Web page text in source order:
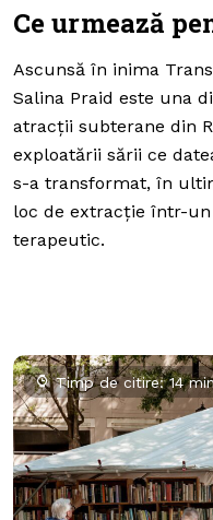
Ce urmează
Ascunsă în inima
Salina Praid este una
atracții subterane din
exploatării sării ce
s-a transformat, în
loc de extracție într-
terapeutic.
Timp de citire: 14